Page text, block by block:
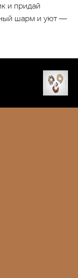
и придай
шарм и уют —